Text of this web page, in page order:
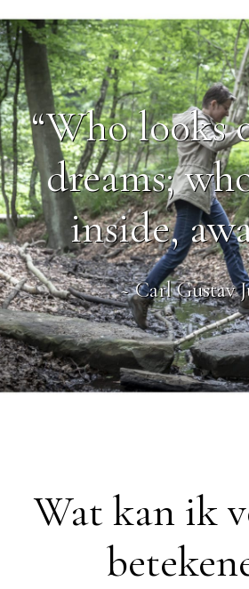
“Who looks
dreams;
inside,
~ Carl Gustav
Wat kan ik